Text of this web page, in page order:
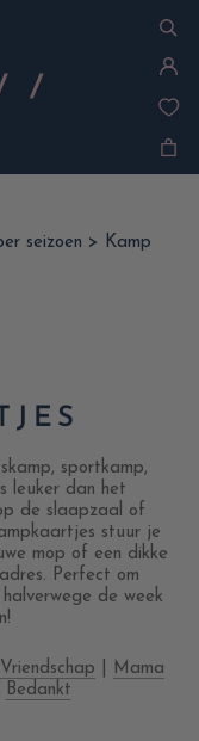
seizoen > Kamp
sportkamp,
leuker dan het
de slaapzaal of
stuur je
mop of een dikke
Perfect om
de week
Mama
Bedankt